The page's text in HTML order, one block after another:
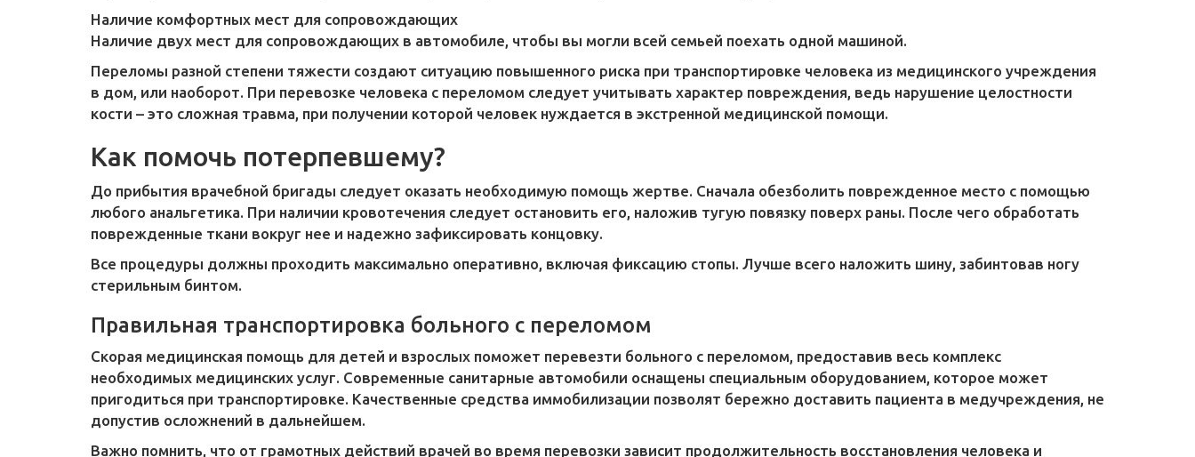
Наличие комфортных мест для сопровождающих
Наличие двух мест для сопровождающих в автомобиле, чтобы вы могли всей семьей поехать одной машиной.
Переломы разной степени тяжести создают ситуацию повышенного риска при транспортировке человека из медицинского учреждения
в дом, или наоборот. При перевозке человека с переломом следует учитывать характер повреждения, ведь нарушение целостности
кости – это сложная травма, при получении которой человек нуждается в экстренной медицинской помощи.
Как помочь потерпевшему?
До прибытия врачебной бригады следует оказать необходимую помощь жертве. Сначала обезболить поврежденное место с помощью
любого анальгетика. При наличии кровотечения следует остановить его, наложив тугую повязку поверх раны. После чего обработать
поврежденные ткани вокруг нее и надежно зафиксировать концовку.
Все процедуры должны проходить максимально оперативно, включая фиксацию стопы. Лучше всего наложить шину, забинтовав ногу
стерильным бинтом.
Правильная транспортировка больного с переломом
Скорая медицинская помощь для детей и взрослых поможет перевезти больного с переломом, предоставив весь комплекс
необходимых медицинских услуг. Современные санитарные автомобили оснащены специальным оборудованием, которое может
пригодиться при транспортировке. Качественные средства иммобилизации позволят бережно доставить пациента в медучреждения, не
допустив осложнений в дальнейшем.
Важно помнить, что от грамотных действий врачей во время перевозки зависит продолжительность восстановления человека и